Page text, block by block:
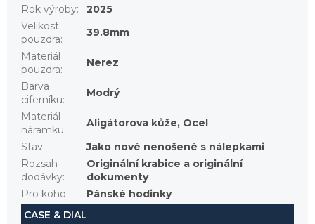
Rok výroby:
2025
Velikost
pouzdra:
39.8mm
Materiál
pouzdra:
Nerez
Barva
ciferníku:
Modrý
Materiál
náramku:
Aligátorova kůže, Ocel
Stav:
Jako nové nenošené s nálepkami
Rozsah
dodávky:
Originální krabice a originální
dokumenty
Pro koho:
Pánské hodinky
CASE & DIAL